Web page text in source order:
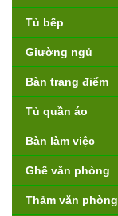
Tủ bếp
Giường ngủ
Bàn trang điểm
Tủ quần áo
Bàn làm việc
Ghế văn phòng
Thảm văn phòng